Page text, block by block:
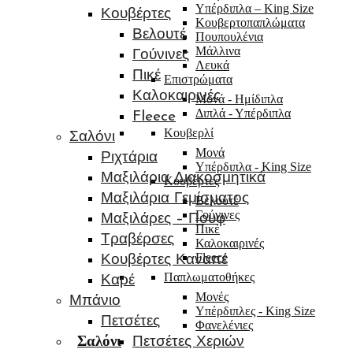
Υπέρδιπλα – King Size
Κουβερτοπαπλώματα
Πουπουλένια
Μάλλινα
Λευκά
Επιστρώματα
Μονά - Ημίδιπλα
Διπλά - Υπέρδιπλα
Κουβερλί
Μονά
Υπέρδιπλα - King Size
Κουβέρτες
Βελουτέ
Γούνινες
Πικέ
Καλοκαιρινές
Fleece
Παπλωματοθήκες
Μονές
Υπέρδιπλες - King Size
Φανελένιες
Σαλόνι
Κουβέρτες
Βελουτέ
Γούνινες
Πικέ
Καλοκαιρινές
Fleece
Σαλόνι
Ριχτάρια
Μαξιλάρια Διακοσμητικά
Μαξιλάρια Γεμίσματος
Μαξιλάρες – Πουφ
Τραβέρσες
Κουβέρτες Καναπέ
Καρέ
Μπάνιο
Πετσέτες
Πετσέτες Χεριών